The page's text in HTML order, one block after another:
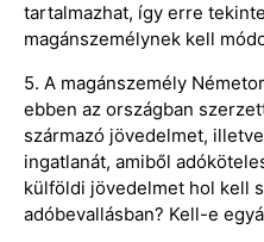
tartalmazhat, így erre
magánszemélynek kell
5. A magánszemély
ebben az országban
származó jövedelmet,
ingatlanát, amiből
külföldi jövedelmet hol kell
adóbevallásban? Kell-e